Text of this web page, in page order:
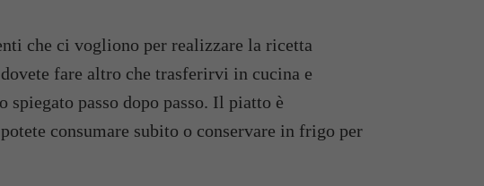
che ci vogliono per realizzare la ricetta
fare altro che trasferirvi in cucina e
passo dopo passo. Il piatto è
consumare subito o conservare in frigo per